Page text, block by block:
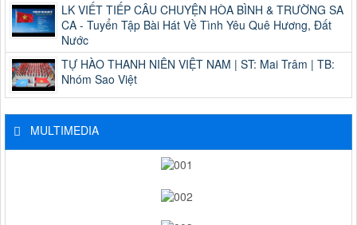
LK VIẾT TIẾP CÂU CHUYỆN HÒA BÌNH & TRƯỜNG SA
CA - Tuyển Tập Bài Hát Về Tình Yêu Quê Hương, Đất
Nước
TỰ HÀO THANH NIÊN VIỆT NAM | ST: Mai Trâm | TB:
Nhóm Sao Việt
MULTIMEDIA